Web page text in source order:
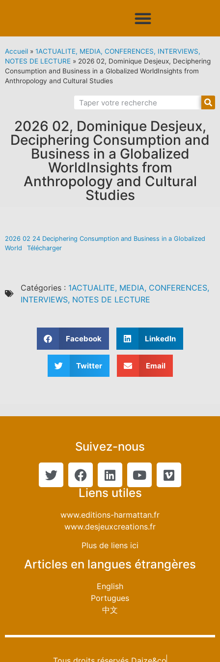
Accueil » 1ACTUALITE, MEDIA, CONFERENCES, INTERVIEWS,
NOTES DE LECTURE » 2026 02, Dominique Desjeux, Deciphering
Consumption and Business in a Globalized WorldInsights from
Anthropology and Cultural Studies
2026 02, Dominique Desjeux,
Deciphering Consumption and
Business in a Globalized
WorldInsights from
Anthropology and Cultural
Studies
2026 02 24 Deciphering Consumption and Business in a Globalized
World
Télécharger
Catégories : 1ACTUALITE, MEDIA, CONFERENCES,
INTERVIEWS, NOTES DE LECTURE
Facebook LinkedIn
Twitter Email
Suivez-nous
Liens utiles
www.editions-harmattan.fr
www.desjeuxcreations.fr
Plus de liens ici
Articles en langues étrangères
English
Portugues
中文